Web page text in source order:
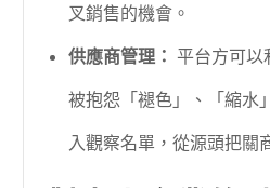
叉銷售的機會。
供應商管理： 平台方可以
被抱怨「褪色」、「縮水
入觀察名單，從源頭把關